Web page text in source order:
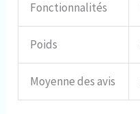
Fonctionnalités
Poids
Moyenne des avis